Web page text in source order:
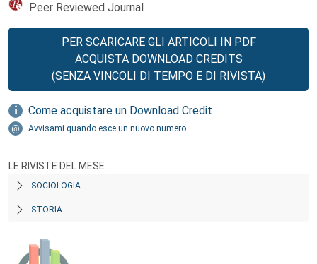
Peer Reviewed Journal
PER SCARICARE GLI ARTICOLI IN PDF
ACQUISTA DOWNLOAD CREDITS
(SENZA VINCOLI DI TEMPO E DI RIVISTA)
Come acquistare un Download Credit
Avvisami quando esce un nuovo numero
LE RIVISTE DEL MESE
SOCIOLOGIA
STORIA